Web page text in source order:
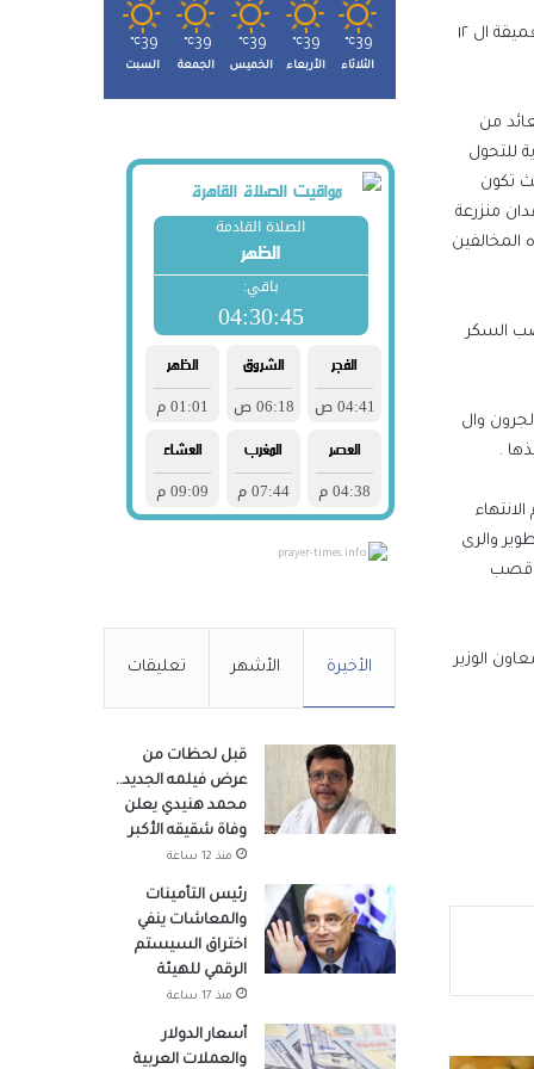
كما استعرض سيادته إجراءات التحول لنظم الرى الحديث فى زراعة المحاصيل والنخيل واشجار الزيتون بواحة سيوة وخاصة فى زمامات الآبار العميقة ال ١٢
من
للتحول
تكون
القديمة وبساتين الفاكهة بالأراضى الجديدة ثم الأراضى القديمة ، بمساحة ٣٢٥ ألف فدان منزرعة
المخالفين
السكر
وال
التطوير والرى
قصب
الوزير
39
℃
الثلاثاء
39
℃
الأربعاء
39
℃
الخميس
39
℃
الجمعة
39
℃
السبت
prayer-times.info
الأخيرة الأشهر تعليقات
قبل لحظات من
عرض فيلمه الجديد..
محمد هنيدي يعلن
وفاة شقيقه الأكبر
منذ 12 ساعة
رئيس التأمينات
والمعاشات ينفي
اختراق السيستم
الرقمي للهيئة
منذ 17 ساعة
أسعار الدولار
والعملات العربية